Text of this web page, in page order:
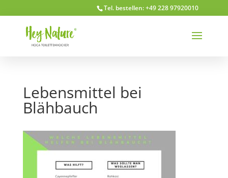
Tel. bestellen: +49 228 97920010
Lebensmittel bei
Blähbauch